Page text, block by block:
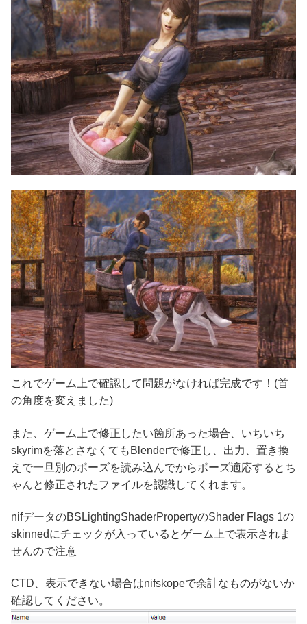
これでゲーム上で確認して問題がなければ完成です！(首
の角度を変えました)
また、ゲーム上で修正したい箇所あった場合、いちいち
skyrimを落とさなくてもBlenderで修正し、出力、置き換
えで一旦別のポーズを読み込んでからポーズ適応するとち
ゃんと修正されたファイルを認識してくれます。
nifデータのBSLightingShaderPropertyのShader Flags 1の
skinnedにチェックが入っているとゲーム上で表示されま
せんので注意
CTD、表示できない場合はnifskopeで余計なものがないか
確認してください。